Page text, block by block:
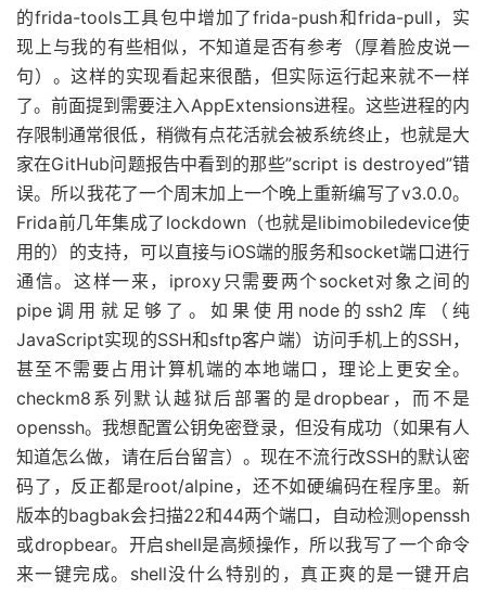
的frida-tools工具包中增加了frida-push和frida-pull，实
现上与我的有些相似，不知道是否有参考（厚着脸皮说一
句）。这样的实现看起来很酷，但实际运行起来就不一样
了。前面提到需要注入AppExtensions进程。这些进程的内
存限制通常很低，稍微有点花活就会被系统终止，也就是大
家在GitHub问题报告中看到的那些”script is destroyed”错
误。所以我花了一个周末加上一个晚上重新编写了v3.0.0。
Frida前几年集成了lockdown（也就是libimobiledevice使
用的）的支持，可以直接与iOS端的服务和socket端口进行
通信。这样一来，iproxy只需要两个socket对象之间的
pipe调用就足够了。如果使用node的ssh2库（纯
JavaScript实现的SSH和sftp客户端）访问手机上的SSH，
甚至不需要占用计算机端的本地端口，理论上更安全。
checkm8系列默认越狱后部署的是dropbear，而不是
openssh。我想配置公钥免密登录，但没有成功（如果有人
知道怎么做，请在后台留言）。现在不流行改SSH的默认密
码了，反正都是root/alpine，还不如硬编码在程序里。新
版本的bagbak会扫描22和44两个端口，自动检测openssh
或dropbear。开启shell是高频操作，所以我写了一个命令
来一键完成。shell没什么特别的，真正爽的是一键开启